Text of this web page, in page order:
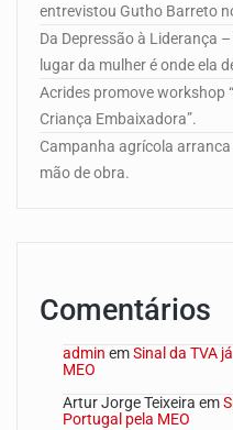
entrevistou Gutho Barreto
Da Depressão à Liderança
lugar da mulher é onde ela
Acrides promove workshop
Criança Embaixadora”.
Campanha agrícola
mão de obra.
Comentários
admin emSinal da TVA
MEO
Artur Jorge Teixeira em
Portugal pela MEO